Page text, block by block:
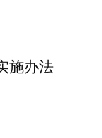
施办法